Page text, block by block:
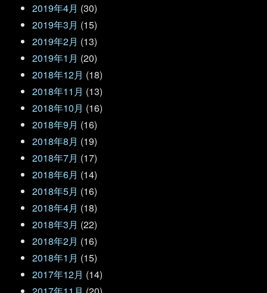
2019年4月 (30)
2019年3月 (15)
2019年2月 (13)
2019年1月 (20)
2018年12月 (18)
2018年11月 (13)
2018年10月 (16)
2018年9月 (16)
2018年8月 (19)
2018年7月 (17)
2018年6月 (14)
2018年5月 (16)
2018年4月 (18)
2018年3月 (22)
2018年2月 (16)
2018年1月 (15)
2017年12月 (14)